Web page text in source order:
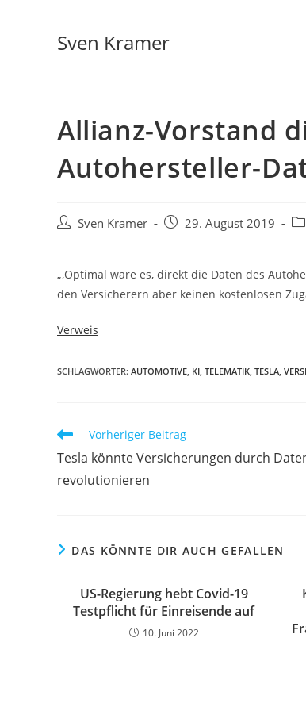
Sven Kramer
Allianz-Vorstand
Autohersteller-
Sven Kramer 29. August 2019
„‚Optimal wäre es, direkt die Daten des
den Versicherern aber keinen kostenlosen
Verweis
SCHLAGWÖRTER: AUTOMOTIVE, KI, TELEMATIK, TESLA,
Vorheriger Beitrag
Tesla könnte Versicherungen durch
revolutionieren
DAS KÖNNTE DIR AUCH GEFALLEN
US-Regierung hebt Covid-19
Testpflicht für Einreisende auf
10. Juni 2022